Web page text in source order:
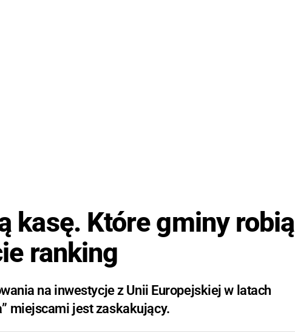
kasę. Które gminy robią
ranking
na inwestycje z Unii Europejskiej w latach
miejscami jest zaskakujący.